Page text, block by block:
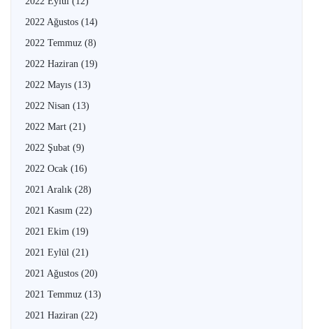
2022 Ağustos (14)
2022 Temmuz (8)
2022 Haziran (19)
2022 Mayıs (13)
2022 Nisan (13)
2022 Mart (21)
2022 Şubat (9)
2022 Ocak (16)
2021 Aralık (28)
2021 Kasım (22)
2021 Ekim (19)
2021 Eylül (21)
2021 Ağustos (20)
2021 Temmuz (13)
2021 Haziran (22)